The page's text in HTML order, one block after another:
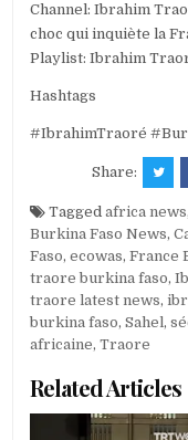
Channel: Ibrahim
choc qui inquiète la
Playlist: Ibrahim
Hashtags
#IbrahimTraoré
Share:
Taggedafrica news
Burkina Faso News,
Faso,ecowas,France
traore burkina faso,
traore latest news,
burkina faso,Sahel,
africaine,Traore
Related Articles